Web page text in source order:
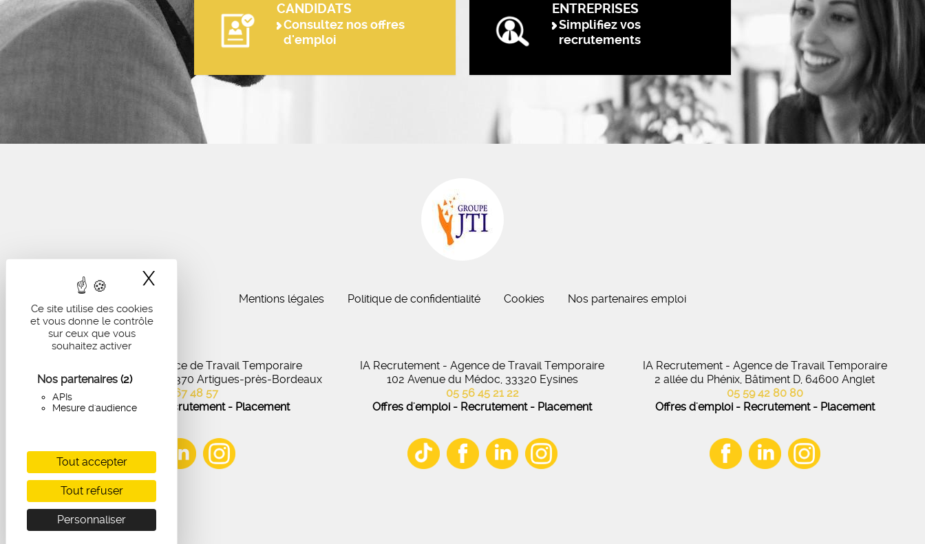
Ce site utilise des cookies
et vous donne le contrôle
sur ceux que vous
souhaitez activer
Nos partenaires (2)
APIs
Mesure d'audience
Tout accepter
Tout refuser
Personnaliser
X
CANDIDATS
Consultez nos offres
d'emploi
ENTREPRISES
Simplifiez vos
recrutements
Mentions légales Politique de confidentialité Cookies Nos partenaires emploi
IA Recrutement - Agence de Travail Temporaire
27 Avenue de Virecourt, 33370 Artigues-près-Bordeaux
05 56 67 48 57
Offres d'emploi - Recrutement - Placement
IA Recrutement - Agence de Travail Temporaire
102 Avenue du Médoc, 33320 Eysines
05 56 45 21 22
Offres d'emploi - Recrutement - Placement
IA Recrutement - Agence de Travail Temporaire
2 allée du Phénix, Bâtiment D, 64600 Anglet
05 59 42 80 80
Offres d'emploi - Recrutement - Placement